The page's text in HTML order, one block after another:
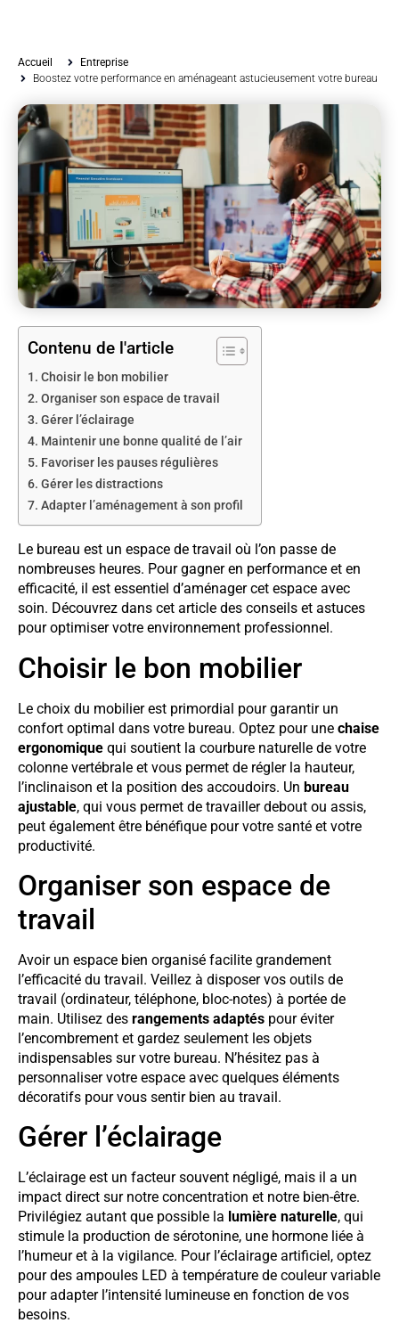
Accueil
Entreprise
Boostez votre performance en aménageant astucieusement votre bureau
Contenu de l'article
Choisir le bon mobilier
Organiser son espace de travail
Gérer l’éclairage
Maintenir une bonne qualité de l’air
Favoriser les pauses régulières
Gérer les distractions
Adapter l’aménagement à son profil
Le bureau est un espace de travail où l’on passe de
nombreuses heures. Pour gagner en performance et en
efficacité, il est essentiel d’aménager cet espace avec
soin. Découvrez dans cet article des conseils et astuces
pour optimiser votre environnement professionnel.
Choisir le bon mobilier
Le choix du mobilier est primordial pour garantir un
confort optimal dans votre bureau. Optez pour une chaise
ergonomique qui soutient la courbure naturelle de votre
colonne vertébrale et vous permet de régler la hauteur,
l’inclinaison et la position des accoudoirs. Un bureau
ajustable, qui vous permet de travailler debout ou assis,
peut également être bénéfique pour votre santé et votre
productivité.
Organiser son espace de
travail
Avoir un espace bien organisé facilite grandement
l’efficacité du travail. Veillez à disposer vos outils de
travail (ordinateur, téléphone, bloc-notes) à portée de
main. Utilisez des rangements adaptés pour éviter
l’encombrement et gardez seulement les objets
indispensables sur votre bureau. N’hésitez pas à
personnaliser votre espace avec quelques éléments
décoratifs pour vous sentir bien au travail.
Gérer l’éclairage
L’éclairage est un facteur souvent négligé, mais il a un
impact direct sur notre concentration et notre bien-être.
Privilégiez autant que possible la lumière naturelle, qui
stimule la production de sérotonine, une hormone liée à
l’humeur et à la vigilance. Pour l’éclairage artificiel, optez
pour des ampoules LED à température de couleur variable
pour adapter l’intensité lumineuse en fonction de vos
besoins.